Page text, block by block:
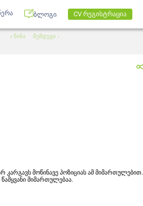
ბლოგი CV რეგისტრაცია
წინა შემდეგი
მოწინავე პოზიციას ამ მიმართულებით.
მიმართულებაა.